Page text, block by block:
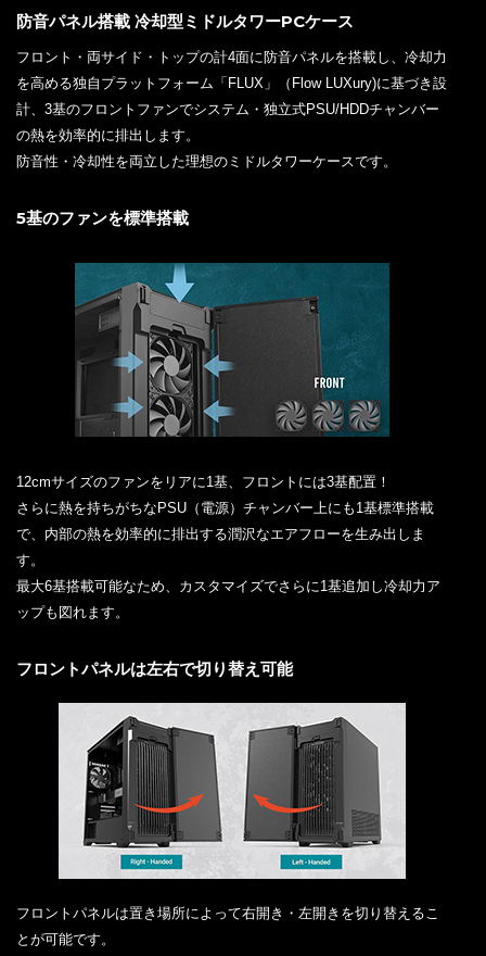
防音パネル搭載 冷却型ミドルタワーPCケース
フロント・両サイド・トップの計4面に防音パネルを搭載し、冷却力
を高める独自プラットフォーム「FLUX」（Flow LUXury)に基づき設
計、3基のフロントファンでシステム・独立式PSU/HDDチャンバー
の熱を効率的に排出します。
防音性・冷却性を両立した理想のミドルタワーケースです。
5基のファンを標準搭載
12cmサイズのファンをリアに1基、フロントには3基配置！
さらに熱を持ちがちなPSU（電源）チャンバー上にも1基標準搭載
で、内部の熱を効率的に排出する潤沢なエアフローを生み出しま
す。
最大6基搭載可能なため、カスタマイズでさらに1基追加し冷却力ア
ップも図れます。
フロントパネルは左右で切り替え可能
フロントパネルは置き場所によって右開き・左開きを切り替えるこ
とが可能です。